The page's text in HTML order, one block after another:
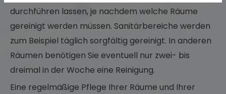
durchführen lassen, je nachdem welche Räume
gereinigt werden müssen. Sanitärbereiche werden
zum Beispiel täglich sorgfältig gereinigt. In anderen
Räumen benötigen Sie eventuell nur zwei- bis
dreimal in der Woche eine Reinigung.
Eine regelmäßige Pflege Ihrer Räume und Ihrer